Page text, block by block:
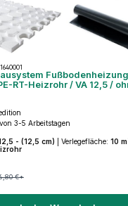
RT-Heizrohr / VA 12,5 /
3-5 Arbeitstagen
VA 12,5 - (12,5 cm) Verlegefläche: 10
€*